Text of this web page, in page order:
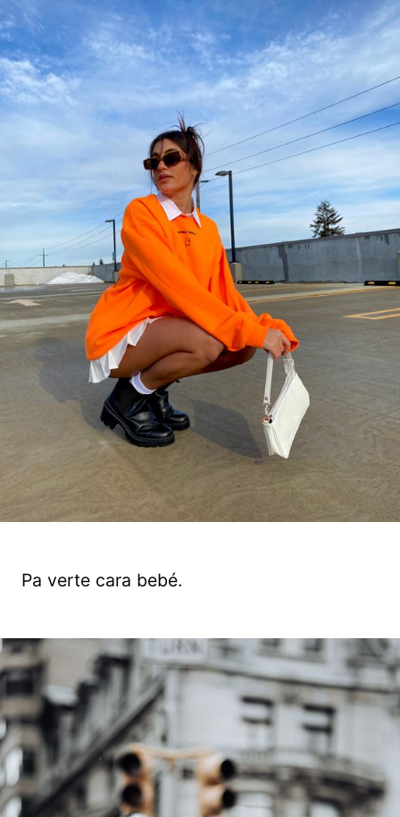
Pa verte cara bebé.